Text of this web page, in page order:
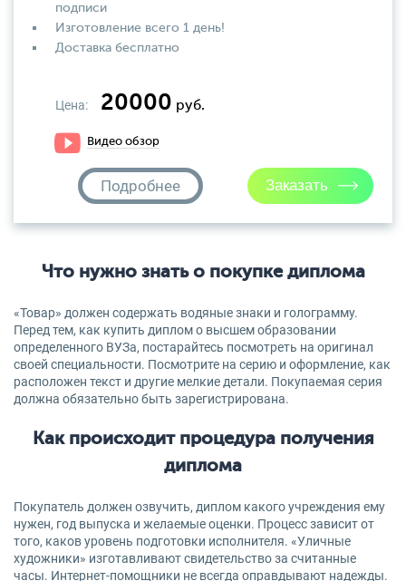
подписи
Изготовление всего 1 день!
Доставка бесплатно
Цена: 20000 руб.
Видео обзор
Подробнее
Что нужно знать о покупке диплома
«Товар» должен содержать водяные знаки и голограмму.
Перед тем, как купить диплом о высшем образовании
определенного ВУЗа, постарайтесь посмотреть на оригинал
своей специальности. Посмотрите на серию и оформление, как
расположен текст и другие мелкие детали. Покупаемая серия
должна обязательно быть зарегистрирована.
Как происходит процедура получения
диплома
Покупатель должен озвучить, диплом какого учреждения ему
нужен, год выпуска и желаемые оценки. Процесс зависит от
того, каков уровень подготовки исполнителя. «Уличные
художники» изготавливают свидетельство за считанные
часы. Интернет-помощники не всегда оправдывают надежды.